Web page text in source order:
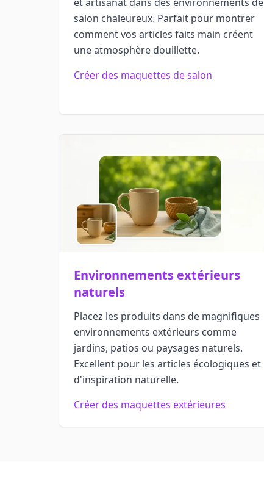
salon chaleureux. Parfait pour montrer
comment vos articles faits main créent
une atmosphère douillette.
Créer des maquettes de salon
Environnements extérieurs
naturels
Placez les produits dans de magnifiques
environnements extérieurs comme
jardins, patios ou paysages naturels.
Excellent pour les articles écologiques et
d'inspiration naturelle.
Créer des maquettes extérieures